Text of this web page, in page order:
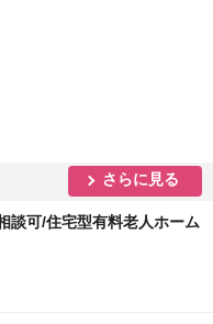
さらに見る
談可/住宅型有料老人ホーム